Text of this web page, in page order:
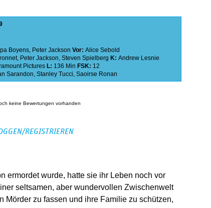
Boyens, Peter Jackson Vor: Alice Sebold
, Peter Jackson, Steven Spielberg K: Andrew Lesnie
Pictures L: 136 Min FSK: 12
Sarandon, Stanley Tucci, Saoirse Ronan
keine Bewertungen vorhanden
REGISTRIEREN
ermordet wurde, hatte sie ihr Leben noch vor
seltsamen, aber wundervollen Zwischenwelt
Mörder zu fassen und ihre Familie zu schützen,